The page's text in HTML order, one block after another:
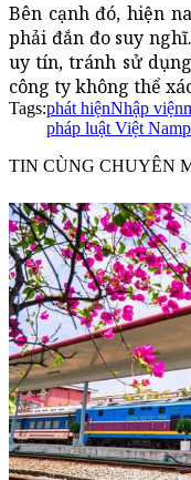
Bên cạnh đó, hiện
phải đắn đo suy
uy tín, tránh sử
công ty không thể
Tags:phát hiệnNhập viện
pháp luật Việt Nam
TIN CÙNG CHUYÊN